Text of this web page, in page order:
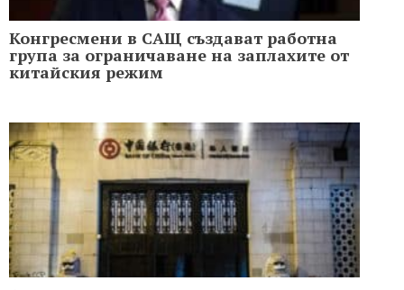
Конгресмени в САЩ създават работна
група за ограничаване на заплахите от
китайския режим